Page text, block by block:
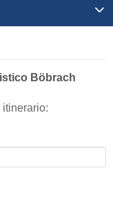
Böbrach
itinerario: